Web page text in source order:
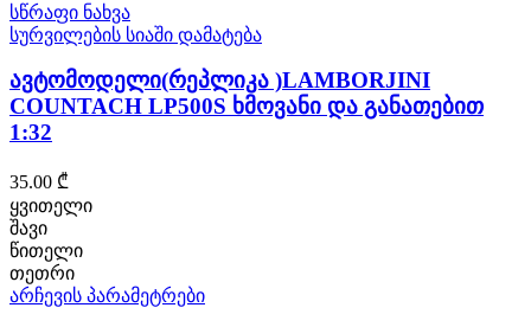
multiple
variants.
The
options
may
სწრაფი ნახვა
სურვილების სიაში დამატება
ავტომოდელი(რეპლიკა )LAMBORJINI
COUNTACH LP500S ხმოვანი და განათებით
1:32
35.00 ₾
ყვითელი
შავი
წითელი
თეთრი
არჩევის პარამეტრებიThis